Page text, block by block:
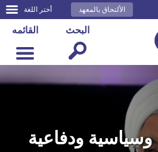
أختر اللغة الألتحاق بالمعهد
القائمه البحث
وسياسية ودفاعية